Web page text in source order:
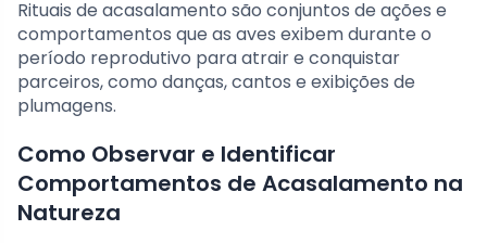
Rituais de acasalamento são conjuntos de ações e
comportamentos que as aves exibem durante o
período reprodutivo para atrair e conquistar
parceiros, como danças, cantos e exibições de
plumagens.
Como Observar e Identificar
Comportamentos de Acasalamento na
Natureza